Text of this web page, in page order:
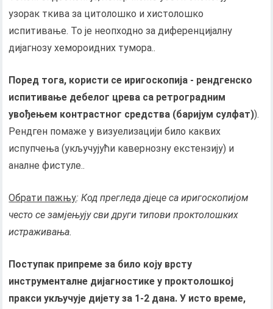
узорак ткива за цитолошко и хистолошко
испитивање. То је неопходно за диференцијалну
дијагнозу хемороидних тумора..
Поред тога, користи се иригоскопија - рендгенско
испитивање дебелог црева са ретроградним
увођењем контрастног средства (баријум сулфат)).
Рендген помаже у визуелизацији било каквих
испупчења (укључујући кавернозну екстензију) и
аналне фистуле..
Обрати пажњу: Код прегледа дјеце са иригоскопијом
често се замјењују сви други типови проктолошких
истраживања.
Поступак припреме за било коју врсту
инструменталне дијагностике у проктолошкој
пракси укључује дијету за 1-2 дана. У исто време,